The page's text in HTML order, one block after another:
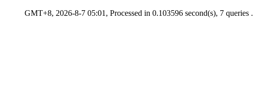
GMT+8, 2026-8-7 05:01, Processed in 0.103596 second(s), 7 queries .